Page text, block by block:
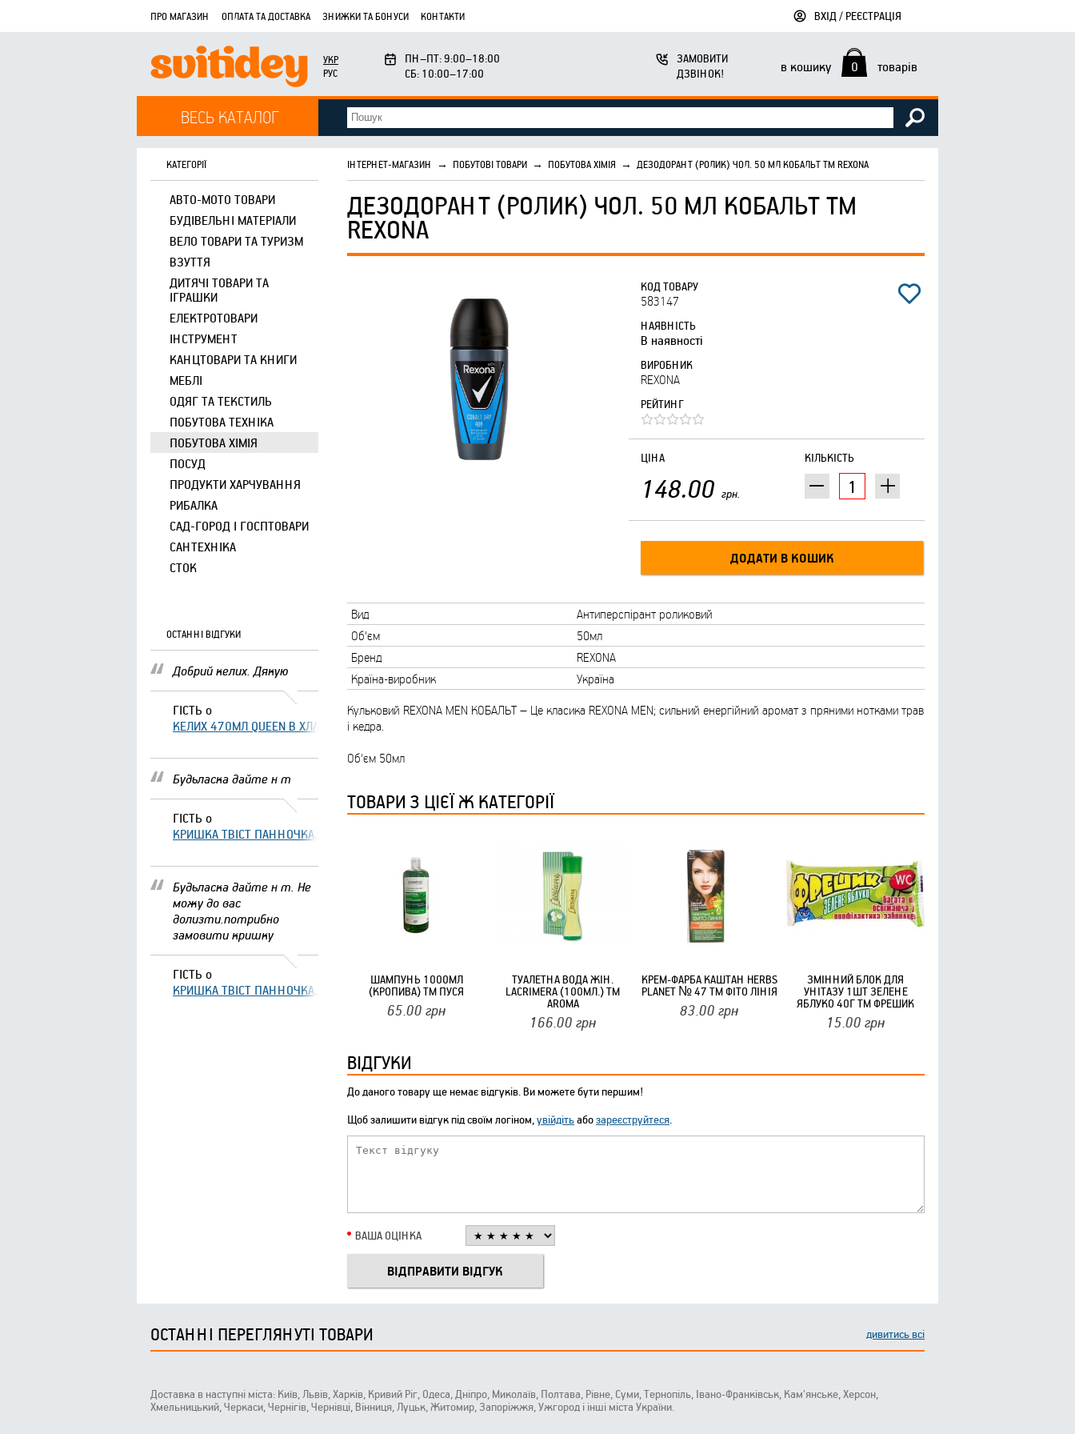
ПРО МАГАЗИН ОПЛАТА ТА ДОСТАВКА ЗНИЖКИ ТА БОНУСИ КОНТАКТИ ВХІД / РЕЄСТРАЦІЯ
УКР
РУС
ПН–ПТ: 9:00–18:00
СБ: 10:00–17:00
ЗАМОВИТИ
ДЗВІНОК!
в кошику 0 товарів
ВЕСЬ КАТАЛОГ
КАТЕГОРІЇ
АВТО-МОТО ТОВАРИ
БУДІВЕЛЬНІ МАТЕРІАЛИ
ВЕЛО ТОВАРИ ТА ТУРИЗМ
ВЗУТТЯ
ДИТЯЧІ ТОВАРИ ТА
ІГРАШКИ
ЕЛЕКТРОТОВАРИ
ІНСТРУМЕНТ
КАНЦТОВАРИ ТА КНИГИ
МЕБЛІ
ОДЯГ ТА ТЕКСТИЛЬ
ПОБУТОВА ТЕХНІКА
ПОБУТОВА ХІМІЯ
ПОСУД
ПРОДУКТИ ХАРЧУВАННЯ
РИБАЛКА
САД-ГОРОД І ГОСПТОВАРИ
САНТЕХНІКА
СТОК
ОСТАННІ ВІДГУКИ
Добрий келих. Дякую
ГІСТЬ о
КЕЛИХ 470МЛ QUEEN В ХЛАМІНГО ТМ FARGLASS
Будьласка дайте н т
ГІСТЬ о
КРИШКА ТВІСТ ПАННОЧКА, ЩО ЗАКРУЧУЄТЬСЯ КОТИКИ (20ШТ/УП) ОФФ 82 ПАННОЧКА
Будьласка дайте н т. Не
можу до вас
долизти.потрибно
замовити кришку
ГІСТЬ о
КРИШКА ТВІСТ ПАННОЧКА, ЩО ЗАКРУЧУЄТЬСЯ КОТИКИ (20ШТ/УП) ОФФ 82 ПАННОЧКА
ІНТЕРНЕТ-МАГАЗИН → ПОБУТОВІ ТОВАРИ → ПОБУТОВА ХІМІЯ → ДЕЗОДОРАНТ (РОЛИК) ЧОЛ. 50 МЛ КОБАЛЬТ ТМ REXONA
ДЕЗОДОРАНТ (РОЛИК) ЧОЛ. 50 МЛ КОБАЛЬТ ТМ
REXONA
КОД ТОВАРУ
583147
НАЯВНІСТЬ
В наявності
ВИРОБНИК
REXONA
РЕЙТИНГ
КІЛЬКІСТЬ
ЦІНА
148.00 грн.
Вид
Антиперспірант роликовий
Об'єм
50мл
Бренд
REXONA
Країна-виробник
Україна
Кульковий REXONA MEN КОБАЛЬТ – Це класика REXONA MEN; сильний енергійний аромат з пряними нотками трав
і кедра.
Об'єм 50мл
ТОВАРИ З ЦІЄЇ Ж КАТЕГОРІЇ
ШАМПУНЬ 1000МЛ
(КРОПИВА) ТМ ПУСЯ
65.00 грн
ТУАЛЕТНА ВОДА ЖІН.
LACRIMERA (100МЛ.) ТМ
AROMA
166.00 грн
КРЕМ-ФАРБА КАШТАН HERBS
PLANET № 47 ТМ ФІТО ЛІНІЯ
83.00 грн
ЗМІННИЙ БЛОК ДЛЯ
УНІТАЗУ 1ШТ ЗЕЛЕНЕ
ЯБЛУКО 40Г ТМ ФРЕШИК
15.00 грн
ВІДГУКИ
До даного товару ще немає відгуків. Ви можете бути першим!
Щоб залишити відгук під своїм логіном,увійдітьабозареєструйтеся.
ВАША ОЦІНКА
ОСТАННІ ПЕРЕГЛЯНУТІ ТОВАРИ дивитись всі
Доставка в наступні міста: Київ, Львів, Харків, Кривий Ріг, Одеса, Дніпро, Миколаїв, Полтава, Рівне, Суми, Тернопіль, Івано-Франківськ, Кам'янське, Херсон,
Хмельницький, Черкаси, Чернігів, Чернівці, Вінниця, Луцьк, Житомир, Запоріжжя, Ужгород і інші міста України.